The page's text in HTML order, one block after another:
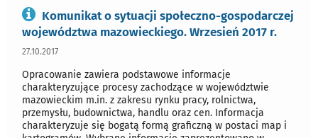
Komunikat o sytuacji społeczno-gospodarczej
województwa mazowieckiego. Wrzesień 2017 r.
27.10.2017
Opracowanie zawiera podstawowe informacje
charakteryzujące procesy zachodzące w województwie
mazowieckim m.in. z zakresu rynku pracy, rolnictwa,
przemysłu, budownictwa, handlu oraz cen. Informacja
charakteryzuje się bogatą formą graficzną w postaci map i